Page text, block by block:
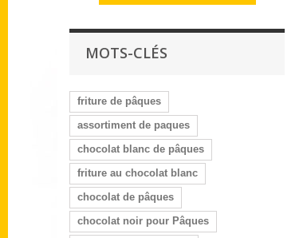
MOTS-CLÉS
friture de pâques
assortiment de paques
chocolat blanc de pâques
friture au chocolat blanc
chocolat de pâques
chocolat noir pour Pâques